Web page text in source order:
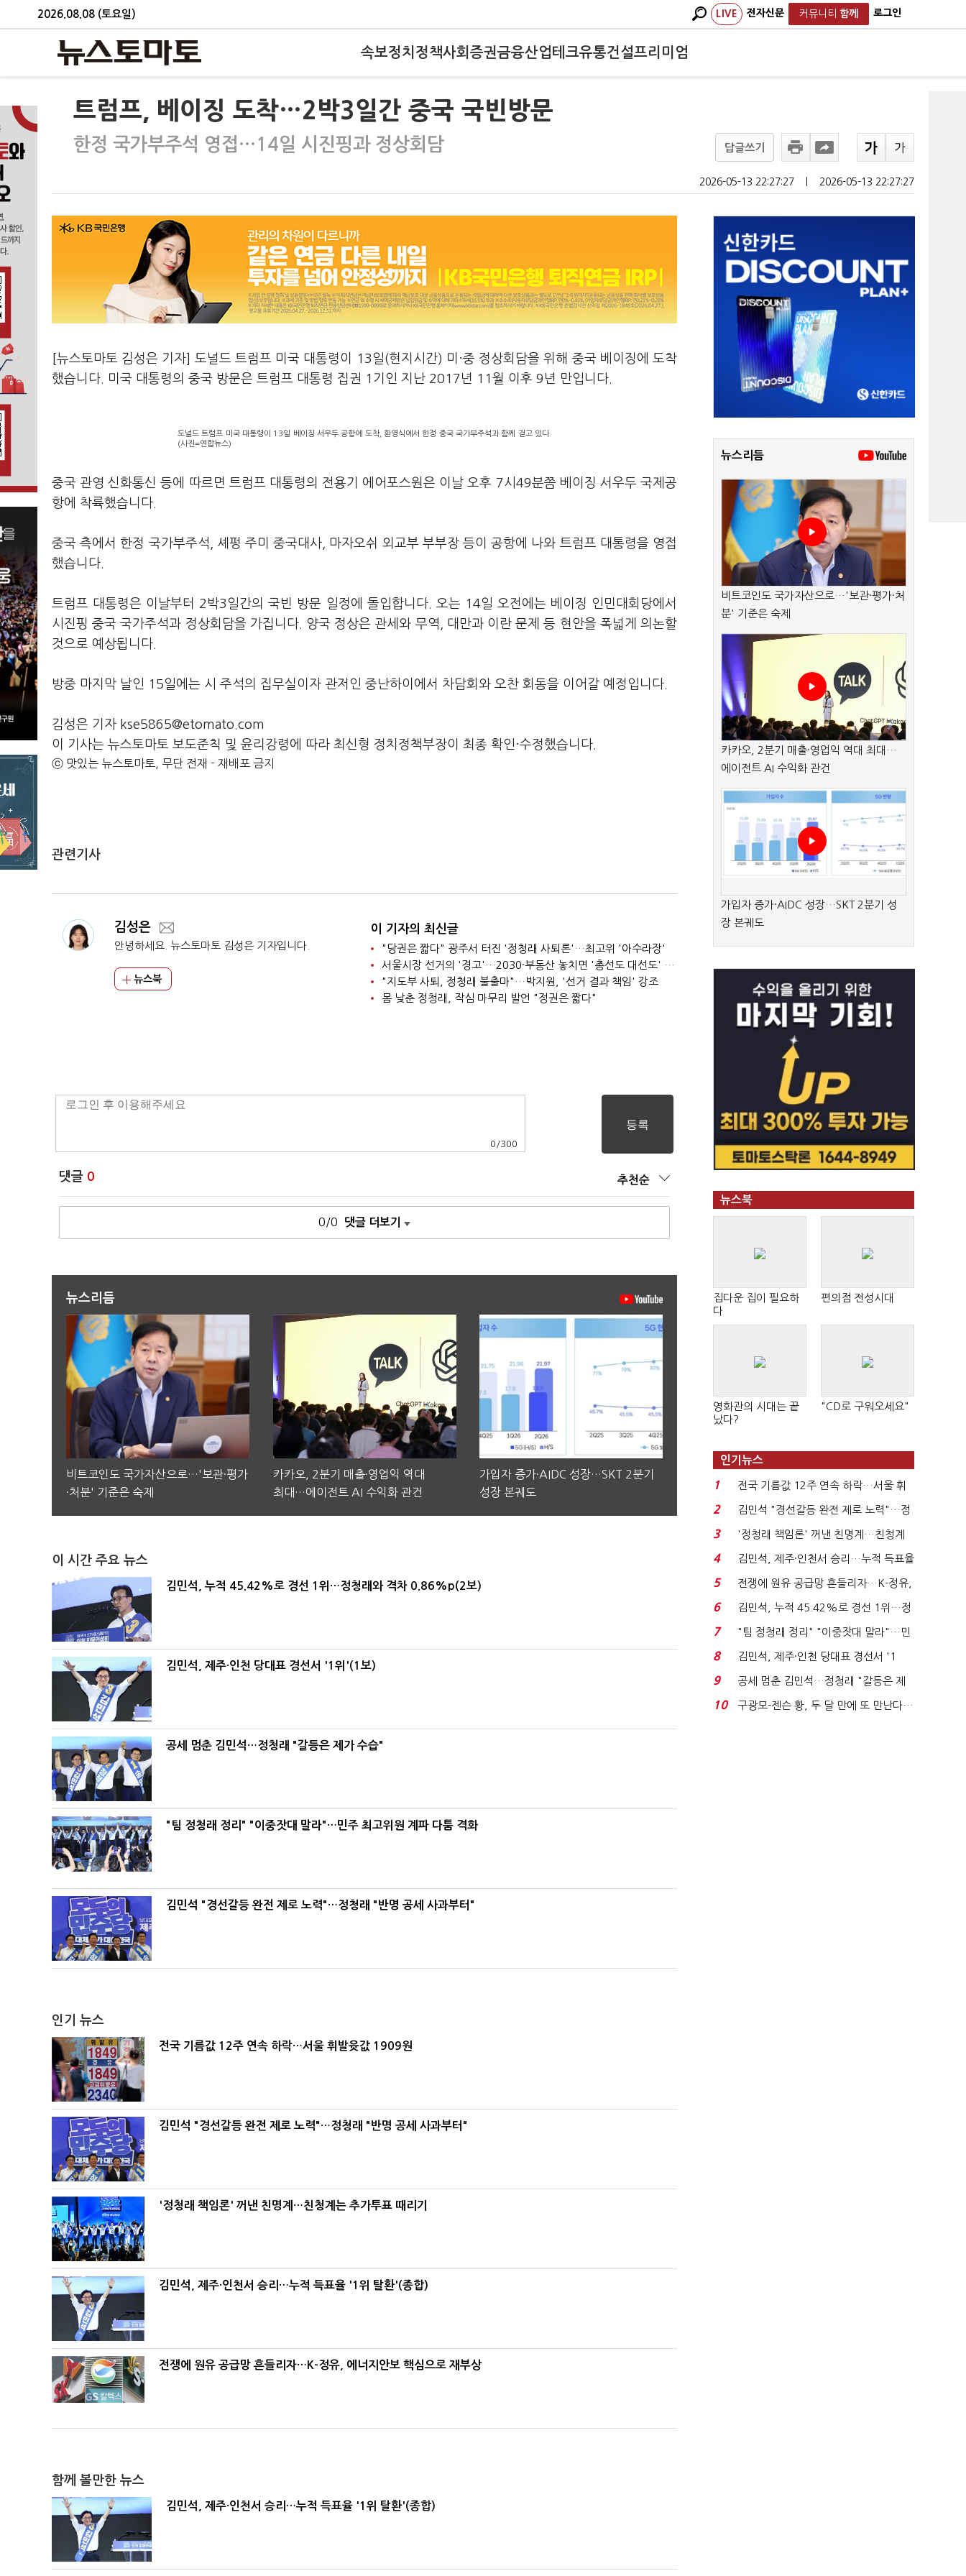
2026.08.08 (토요일) LIVE 전자신문 커뮤니티 함께 로그인
속보정치 정책사회 증권금융산업테크유통건설프리미엄
트럼프, 베이징 도착…2박3일간 중국 국빈방문
한정 국가부주석 영접…14일 시진핑과 정상회담 답글쓰기
2026-05-13 22:27:27 2026-05-13 22:27:27
[뉴스토마토 김성은 기자] 도널드 트럼프 미국 대통령이 13일(현지시간) 미·중 정상회담을 위해 중국 베이징에 도착
했습니다. 미국 대통령의 중국 방문은 트럼프 대통령 집권 1기인 지난 2017년 11월 이후 9년 만입니다.
도널드 트럼프 미국 대통령이 13일 베이징 서우두 공항에 도착, 환영식에서 한정 중국 국가부주석과 함께 걷고 있다.
(사진=연합뉴스)
중국 관영 신화통신 등에 따르면 트럼프 대통령의 전용기 에어포스원은 이날 오후 7시49분쯤 베이징 서우두 국제공
항에 착륙했습니다.
중국 측에서 한정 국가부주석, 셰펑 주미 중국대사, 마자오쉬 외교부 부부장 등이 공항에 나와 트럼프 대통령을 영접
했습니다.
트럼프 대통령은 이날부터 2박3일간의 국빈 방문 일정에 돌입합니다. 오는 14일 오전에는 베이징 인민대회당에서
시진핑 중국 국가주석과 정상회담을 가집니다. 양국 정상은 관세와 무역, 대만과 이란 문제 등 현안을 폭넓게 의논할
것으로 예상됩니다.
방중 마지막 날인 15일에는 시 주석의 집무실이자 관저인 중난하이에서 차담회와 오찬 회동을 이어갈 예정입니다.
김성은 기자 kse5865@etomato.com
이 기사는 뉴스토마토 보도준칙 및 윤리강령에 따라 최신형 정치정책부장이 최종 확인·수정했습니다.
ⓒ 맛있는 뉴스토마토, 무단 전재 - 재배포 금지
관련기사
김성은
안녕하세요. 뉴스토마토 김성은 기자입니다.
뉴스북
이 기자의 최신글
"당권은 짧다" 광주서 터진 '정청래 사퇴론'…최고위 '아수라장'
서울시장 선거의 '경고'…2030·부동산 놓치면 '총선도 대선도' 패배
"지도부 사퇴, 정청래 불출마"…박지원, '선거 결과 책임' 강조
몸 낮춘 정청래, 작심 마무리 발언 "정권은 짧다"
0 /300
댓글 0 추천순
0/0 댓글 더보기
뉴스리듬
비트코인도 국가자산으로…'보관·평가
·처분' 기준은 숙제
카카오, 2분기 매출·영업익 역대
최대…에이전트 AI 수익화 관건
가입자 증가·AIDC 성장…SKT 2분기
성장 본궤도
이 시간 주요 뉴스
김민석, 누적 45.42%로 경선 1위…정청래와 격차 0.86%p(2보)
김민석, 제주·인천 당대표 경선서 '1위'(1보)
공세 멈춘 김민석…정청래 "갈등은 제가 수습"
"팀 정청래 정리" "이중잣대 말라"…민주 최고위원 계파 다툼 격화
김민석 "경선갈등 완전 제로 노력"…정청래 "반명 공세 사과부터"
인기 뉴스
전국 기름값 12주 연속 하락…서울 휘발윳값 1909원
김민석 "경선갈등 완전 제로 노력"…정청래 "반명 공세 사과부터"
'정청래 책임론' 꺼낸 친명계…친청계는 추가투표 때리기
김민석, 제주·인천서 승리…누적 득표율 '1위 탈환'(종합)
전쟁에 원유 공급망 흔들리자…K-정유, 에너지안보 핵심으로 재부상
함께 볼만한 뉴스
김민석, 제주·인천서 승리…누적 득표율 '1위 탈환'(종합)
뉴스리듬
비트코인도 국가자산으로…'보관·평가·처
분' 기준은 숙제
카카오, 2분기 매출·영업익 역대 최대…
에이전트 AI 수익화 관건
가입자 증가·AIDC 성장…SKT 2분기 성
장 본궤도
뉴스북
집다운 집이 필요하
다
편의점 전성시대
영화관의 시대는 끝
났다?
"CD로 구워오세요"
인기뉴스
1
전국 기름값 12주 연속 하락…서울 휘
발윳값 1909원...
2
김민석 "경선갈등 완전 제로 노력"…정
청래 "반명 공세 사...
3
'정청래 책임론' 꺼낸 친명계…친청계
는 추가투표 때리기...
4
김민석, 제주·인천서 승리…누적 득표율
'1위 탈환'(종합)...
5
전쟁에 원유 공급망 흔들리자…K-정유,
에너지안보 핵심...
6
김민석, 누적 45.42%로 경선 1위…정
청래와 격차 0.86%p(...
7
"팀 정청래 정리" "이중잣대 말라"…민
주 최고위원 계파 다...
8
김민석, 제주·인천 당대표 경선서 '1
위'(1보)...
9
공세 멈춘 김민석…정청래 "갈등은 제
가 수습"
10
구광모-젠슨 황, 두 달 만에 또 만난다…